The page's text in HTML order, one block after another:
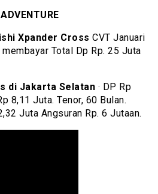
Xpander Cross CVT Januari
membayar Total Dp Rp. 25 Juta
di Jakarta Selatan · DP Rp
8,11 Juta. Tenor, 60 Bulan.
Juta Angsuran Rp. 6 Jutaan.